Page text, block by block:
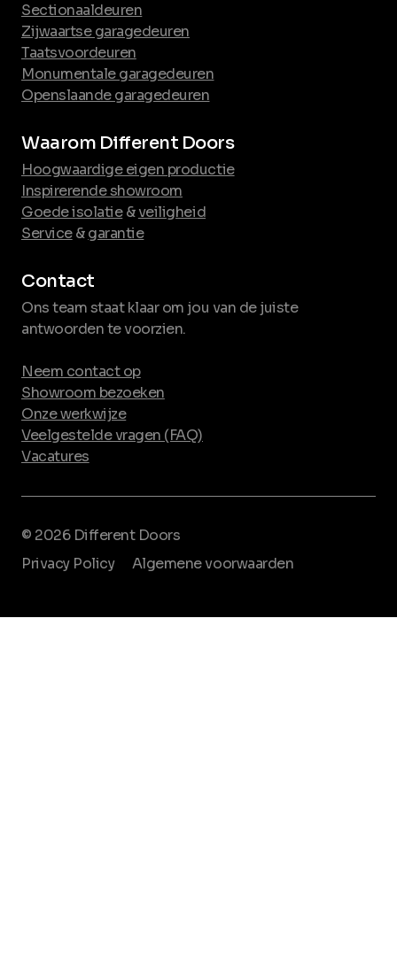
Sectionaaldeuren
Zijwaartse garagedeuren
Taatsvoordeuren
Monumentale garagedeuren
Openslaande garagedeuren
Waarom Different Doors
Hoogwaardige eigen productie
Inspirerende showroom
Goede isolatie&veiligheid
Service&garantie
Contact
Ons team staat klaar om jou van de juiste
antwoorden te voorzien.
Neem contact op
Showroom bezoeken
Onze werkwijze
Veelgestelde vragen (FAQ)
Vacatures
© 2026 Different Doors
Privacy Policy
Algemene voorwaarden